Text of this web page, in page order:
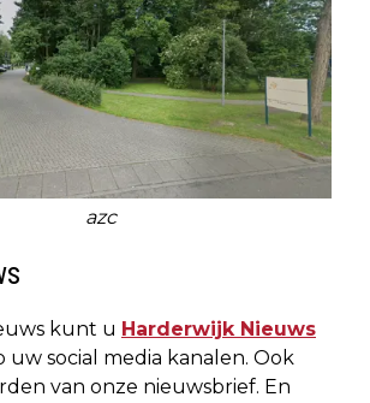
azc
kunt u Harderwijk Nieuws
uw social media kanalen. Ook
van onze nieuwsbrief. En